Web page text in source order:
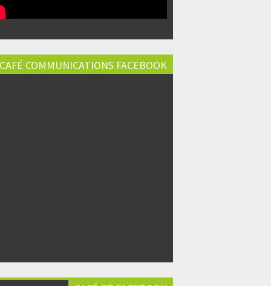
CAFÉ COMMUNICATIONS FACEBOOK